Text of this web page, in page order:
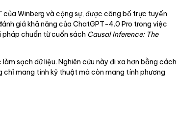
Winberg và cộng sự, được công bố trực tuyến
giá khả năng của ChatGPT-4.0 Pro trong việc
chuẩn từ cuốn sách Causal Inference: The
sạch dữ liệu. Nghiên cứu này đi xa hơn bằng cách
chỉ mang tính kỹ thuật mà còn mang tính phương